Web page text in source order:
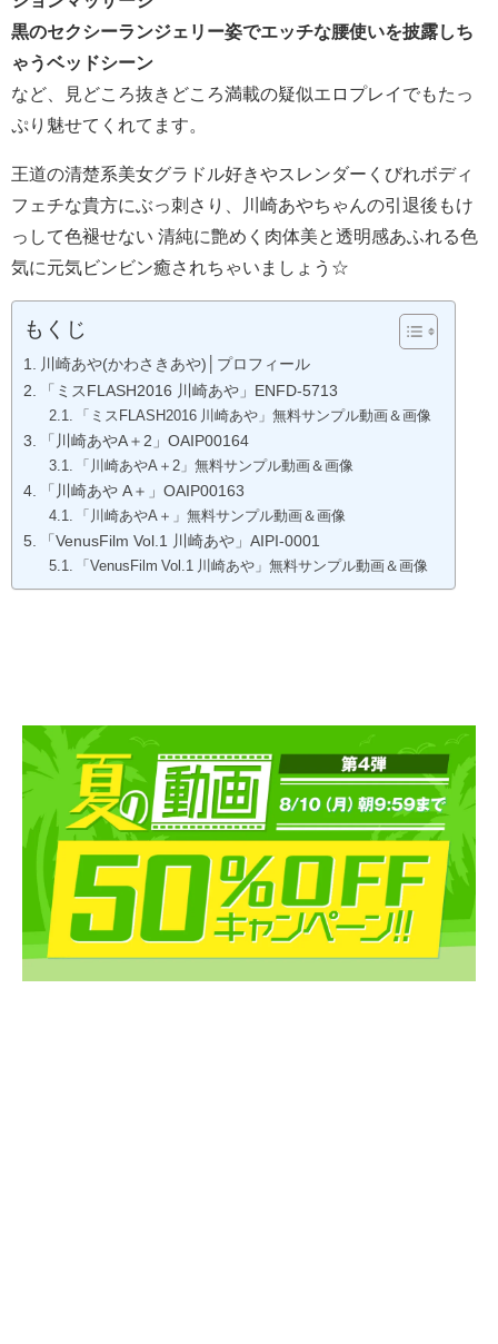
など、見どころ抜きどころ満載の疑似エロプレイでもたっ
ぷり魅せてくれてます。
王道の清楚系美女グラドル好きやスレンダーくびれボディ
フェチな貴方にぶっ刺さり、川崎あやちゃんの引退後もけ
気に元気ビンビン癒されちゃいましょう☆
もくじ
川崎あや(かわさきあや)│プロフィール
「ミスFLASH2016 川崎あや」ENFD-5713
「ミスFLASH2016 川崎あや」無料サンプル動画＆画像
「川崎あやA＋2」OAIP00164
「川崎あやA＋2」無料サンプル動画＆画像
「川崎あや A＋」OAIP00163
「川崎あやA＋」無料サンプル動画＆画像
「VenusFilm Vol.1 川崎あや」AIPI-0001
「VenusFilm Vol.1 川崎あや」無料サンプル動画＆画像